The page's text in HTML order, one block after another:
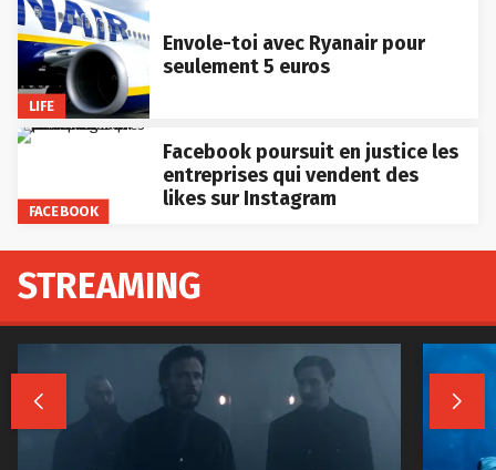
LIFE
Envole-toi avec Ryanair pour
seulement 5 euros
FACEBOOK
Facebook poursuit en justice les
entreprises qui vendent des
likes sur Instagram
STREAMING
 